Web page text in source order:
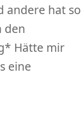
andere hat so
den
Hätte mir
eine